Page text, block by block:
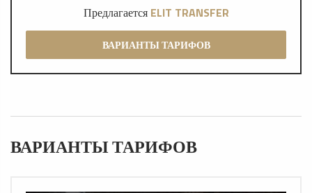
Предлагается ELIT TRANSFER
ВАРИАНТЫ ТАРИФОВ
ВАРИАНТЫ ТАРИФОВ